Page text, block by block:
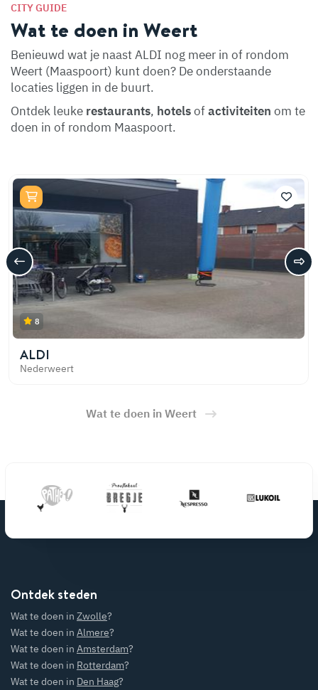
CITY GUIDE
Wat te doen in Weert
Benieuwd wat je naast ALDI nog meer in of rondom
Weert (Maaspoort) kunt doen? De onderstaande
locaties liggen in de buurt.
Ontdek leuke restaurants, hotelsofactiviteiten om te
doen in of rondom Maaspoort.
8
ALDI
Nederweert
Wat te doen in Weert
Ontdek steden
Wat te doen in Zwolle?
Wat te doen in Almere?
Wat te doen in Amsterdam?
Wat te doen in Rotterdam?
Wat te doen in Den Haag?